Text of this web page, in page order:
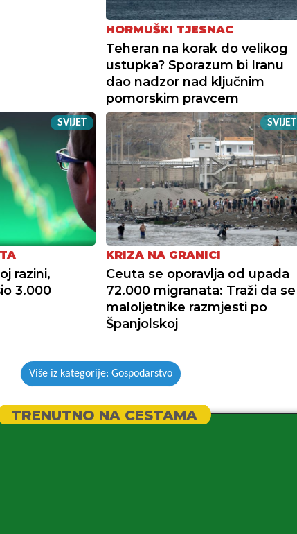
HORMUŠKI TJESNAC
Teheran na korak do velikog
ustupka? Sporazum bi Iranu
dao nadzor nad ključnim
pomorskim pravcem
SVIJET
razini,
3.000
SVIJET
KRIZA NA GRANICI
Ceuta se oporavlja od upada
72.000 migranata: Traži da se
maloljetnike razmjesti po
Španjolskoj
Više iz kategorije: Gospodarstvo
TRENUTNO NA CESTAMA